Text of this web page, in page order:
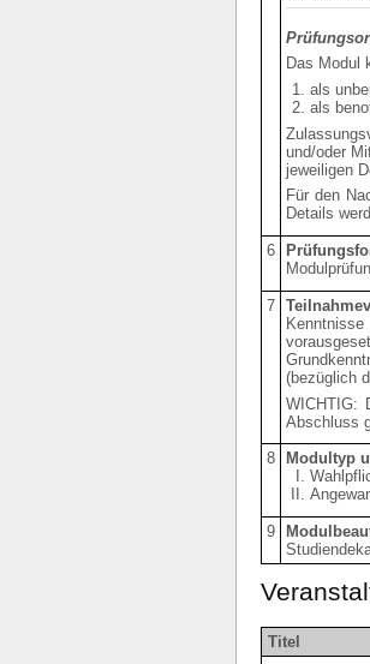
Das Modul
als
als
und/oder
jeweiligen
Für den
Details
6
7
(bezüglich
WICHTIG:
Abschluss
8
Modultyp
9
Titel